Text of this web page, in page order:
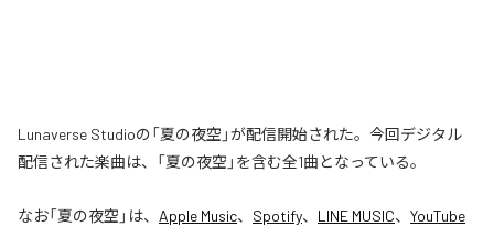
Lunaverse Studioの「夏の夜空」が配信開始された。今回デジタル
配信された楽曲は、「夏の夜空」を含む全1曲となっている。
なお「夏の夜空 」は、 Apple Music、 Spotify、 LINE MUSIC、 YouTube